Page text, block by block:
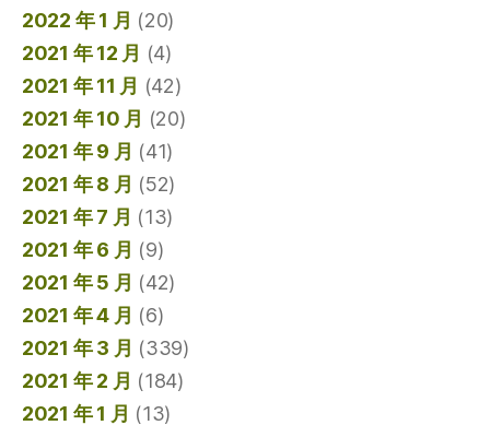
2022 年 1 月 (20)
2021 年 12 月 (4)
2021 年 11 月 (42)
2021 年 10 月 (20)
2021 年 9 月 (41)
2021 年 8 月 (52)
2021 年 7 月 (13)
2021 年 6 月 (9)
2021 年 5 月 (42)
2021 年 4 月 (6)
2021 年 3 月 (339)
2021 年 2 月 (184)
2021 年 1 月 (13)